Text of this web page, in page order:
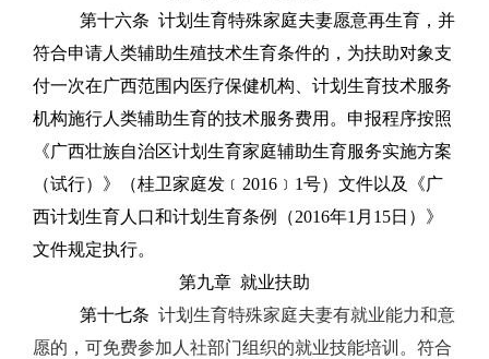
第十六条 计划生育特殊家庭夫妻愿意再生育，并
符合申请人类辅助生殖技术生育条件的，为扶助对象支
付一次在广西范围内医疗保健机构、计划生育技术服务
机构施行人类辅助生育的技术服务费用。申报程序按照
《广西壮族自治区计划生育家庭辅助生育服务实施方案
（试行）》（桂卫家庭发 ﹝ 2016 ﹞ 1号）文件以及《广
西计划生育人口和计划生育条例（2016年1 月 15日）》
文件规定执行。
第九章 就业扶助
第十七条 计划生育特殊家庭夫妻有就业能力和意
愿的，可免费参加人社部门组织的就业技能培训。符合